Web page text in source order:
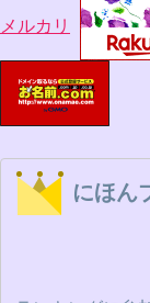
メルカリ
にほん